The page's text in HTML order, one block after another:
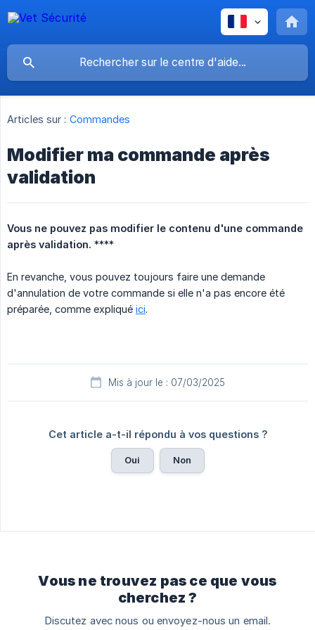
Articles sur : Commandes
Modifier ma commande après
validation
Vous ne pouvez pas modifier le contenu d'une commande
après validation. ****
En revanche, vous pouvez toujours faire une demande
d'annulation de votre commande si elle n'a pas encore été
préparée, comme expliqué ici.
Mis à jour le : 07/03/2025
Cet article a-t-il répondu à vos questions ?
Oui Non
Vous ne trouvez pas ce que vous
cherchez ?
Discutez avec nous ou envoyez-nous un email.